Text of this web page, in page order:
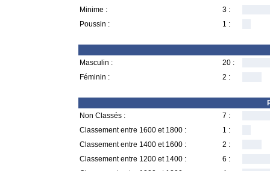
Minime :
3 :
Poussin :
1 :
Masculin :
20 :
Féminin :
2 :
Non Classés :
7 :
Classement entre 1600 et 1800 :
1 :
Classement entre 1400 et 1600 :
2 :
Classement entre 1200 et 1400 :
6 :